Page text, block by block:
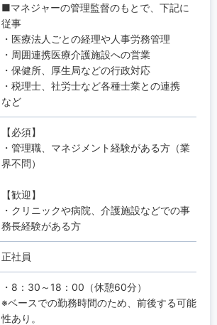
■マネジャーの管理監督のもとで、下記に
従事
・医療法人ごとの経理や人事労務管理
・周囲連携医療介護施設への営業
・保健所、厚生局などの行政対応
・税理士、社労士など各種士業との連携
など
【必須】
・管理職、マネジメント経験がある方（業
界不問）
【歓迎】
・クリニックや病院、介護施設などでの事
務長経験がある方
正社員
・8：30～18：00（休憩60分）
※ベースでの勤務時間のため、前後する可能
性あり。